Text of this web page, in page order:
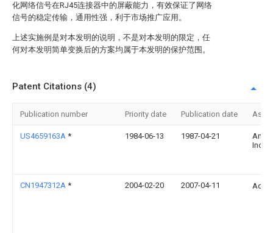
化网络信号在RJ45连接器中的屏蔽能力，有效保证了网络
信号的稳定传输，通用性强，利于市场推广应用。
上述实施例是对本发明的说明，不是对本发明的限定，任
何对本发明简单变换后的方案均属于本发明的保护范围。
Patent Citations (4)
Publication number Priority date Publication date
US4659163A * 1984-06-13 1987-04-21
Amp
CN1947312A * 2004-02-20 2007-04-11 Adc